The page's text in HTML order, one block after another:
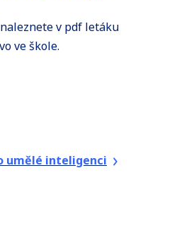
v pdf letáku
ve škole.
umělé inteligenci